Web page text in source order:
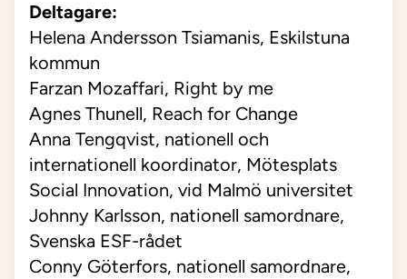
Deltagare:
Helena Andersson Tsiamanis, Eskilstuna
kommun
Farzan Mozaffari, Right by me
Agnes Thunell, Reach for Change
Anna Tengqvist, nationell och
internationell koordinator, Mötesplats
Social Innovation, vid Malmö universitet
Johnny Karlsson, nationell samordnare,
Svenska ESF-rådet
Conny Göterfors, nationell samordnare,